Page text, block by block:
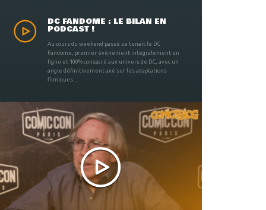
DC FANDOME : LE BILAN EN
PODCAST !
Au cours du weekend passé se tenait le DC
Fandome, premier évènement intégralement en
ligne et 100% consacré aux univers de DC, avec un
angle définitivement axé sur les adaptations
filmiques ...